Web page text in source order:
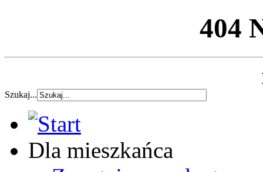
404
Szukaj...
Dla mieszkańca